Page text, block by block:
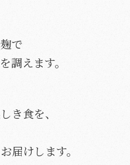
で
調えます。
き食を、
届けします。